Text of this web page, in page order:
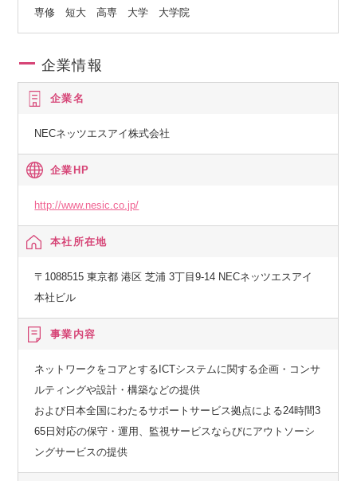
専修 短大 高専 大学 大学院
企業情報
企業名
NECネッツエスアイ株式会社
企業HP
http://www.nesic.co.jp/
本社所在地
〒1088515 東京都 港区 芝浦 3丁目9-14 NECネッツエスアイ
本社ビル
事業内容
ネットワークをコアとするICTシステムに関する企画・コンサ
ルティングや設計・構築などの提供
および日本全国にわたるサポートサービス拠点による24時間3
65日対応の保守・運用、監視サービスならびにアウトソーシ
ングサービスの提供